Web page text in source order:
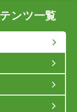
ンツ一覧